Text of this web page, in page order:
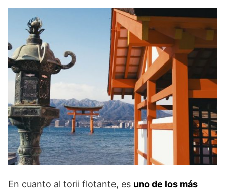
En cuanto al torii flotante, es uno de los más